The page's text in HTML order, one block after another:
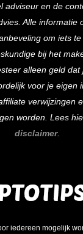
To
Top
adviseur en de
Alle informatie
om iets te
bij het
alleen geld dat
voor je eigen
verwijzingen
worden. Lees
disclaimer.
iedereen mogelijk